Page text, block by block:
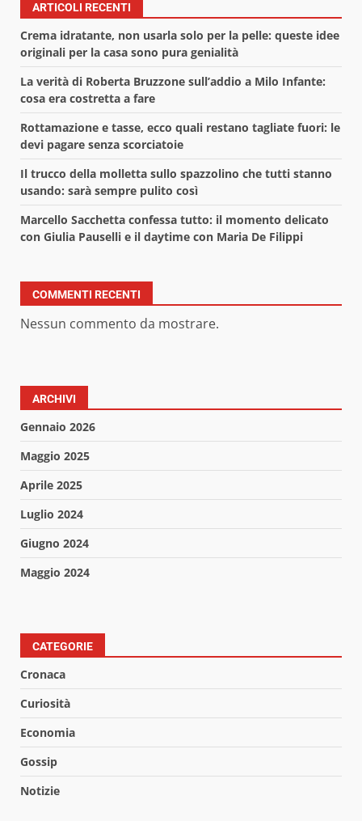
ARTICOLI RECENTI
Crema idratante, non usarla solo per la pelle: queste idee
originali per la casa sono pura genialità
La verità di Roberta Bruzzone sull’addio a Milo Infante:
cosa era costretta a fare
Rottamazione e tasse, ecco quali restano tagliate fuori: le
devi pagare senza scorciatoie
Il trucco della molletta sullo spazzolino che tutti stanno
usando: sarà sempre pulito così
Marcello Sacchetta confessa tutto: il momento delicato
con Giulia Pauselli e il daytime con Maria De Filippi
COMMENTI RECENTI
Nessun commento da mostrare.
ARCHIVI
Gennaio 2026
Maggio 2025
Aprile 2025
Luglio 2024
Giugno 2024
Maggio 2024
CATEGORIE
Cronaca
Curiosità
Economia
Gossip
Notizie